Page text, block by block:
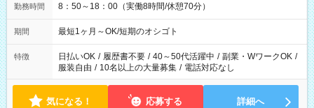
勤務時間 8：50～18：00（実働8時間/休憩70分）
期間 最短1ヶ月～OK/短期のオシゴト
特徴 日払いOK / 履歴書不要 / 40～50代活躍中 / 副業・WワークOK /
服装自由 / 10名以上の大量募集 / 電話対応なし
気になる！ 応募する 詳細へ